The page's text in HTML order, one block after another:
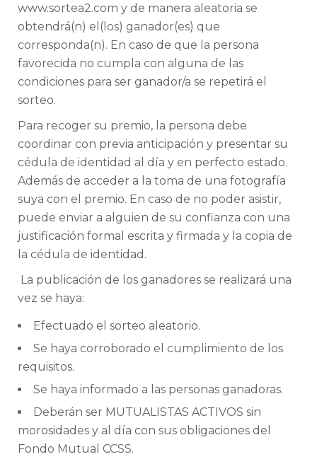
www.sortea2.com y de manera aleatoria se
obtendrá(n) el(los) ganador(es) que
corresponda(n). En caso de que la persona
favorecida no cumpla con alguna de las
condiciones para ser ganador/a se repetirá el
sorteo.
Para recoger su premio, la persona debe
coordinar con previa anticipación y presentar su
cédula de identidad al día y en perfecto estado.
Además de acceder a la toma de una fotografía
suya con el premio. En caso de no poder asistir,
puede enviar a alguien de su confianza con una
justificación formal escrita y firmada y la copia de
la cédula de identidad.
La publicación de los ganadores se realizará una
vez se haya:
Efectuado el sorteo aleatorio.
Se haya corroborado el cumplimiento de los
requisitos.
Se haya informado a las personas ganadoras.
Deberán ser MUTUALISTAS ACTIVOS sin
morosidades y al día con sus obligaciones del
Fondo Mutual CCSS.